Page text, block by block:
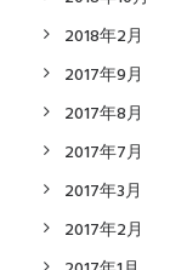
2018年2月
2017年9月
2017年8月
2017年7月
2017年3月
2017年2月